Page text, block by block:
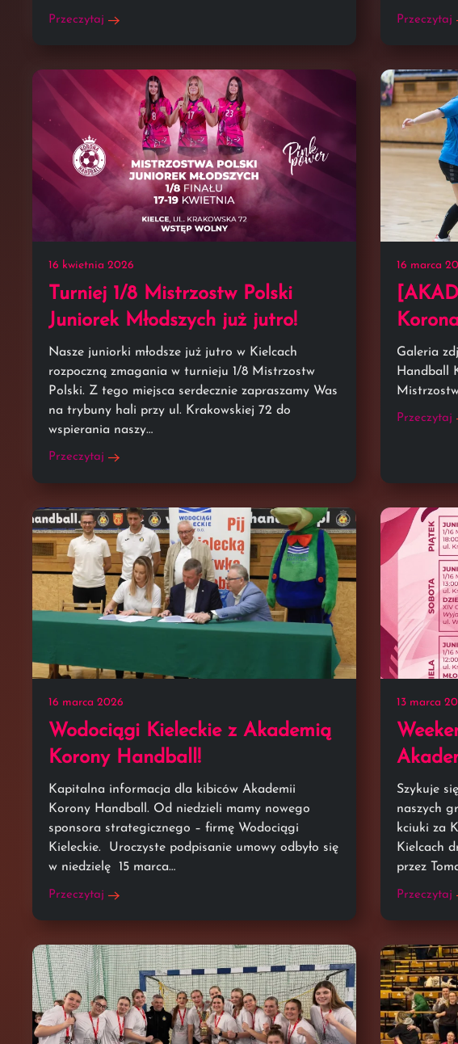
Przeczytaj Przeczytaj
16 kwietnia 2026
Turniej 1/8 Mistrzostw Polski
Juniorek Młodszych już jutro!
Nasze juniorki młodsze już jutro w Kielcach
rozpoczną zmagania w turnieju 1/8 Mistrzostw
Polski. Z tego miejsca serdecznie zapraszamy Was
na trybuny hali przy ul. Krakowskiej 72 do
wspierania naszy…
Przeczytaj
16 marca
Galeria
Handball
Przeczytaj
16 marca 2026
Wodociągi Kieleckie z Akademią
Korony Handball!
Kapitalna informacja dla kibiców Akademii
Korony Handball. Od niedzieli mamy nowego
sponsora strategicznego – firmę Wodociągi
Kieleckie. Uroczyste podpisanie umowy odbyło się
w niedzielę 15 marca…
Przeczytaj
13 marca
Szykuje
naszych
kciuki za
Kielcach
przez
Przeczytaj